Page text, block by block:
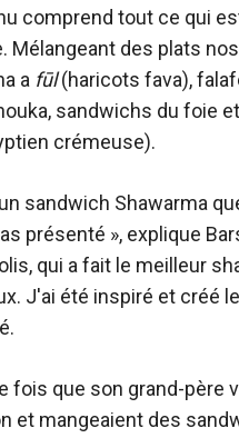
comprend tout ce qui
Mélangeant des plats
a fūl(haricots fava),
sandwichs du foie
crémeuse).
un sandwich Shawarma
présenté », explique
qui a fait le meilleur
J'ai été inspiré et créé
fois que son grand-père
et mangeaient des